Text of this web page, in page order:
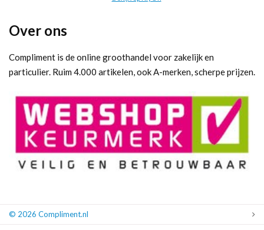
Over ons
Compliment is de online groothandel voor zakelijk en
particulier. Ruim 4.000 artikelen, ook A-merken, scherpe prijzen.
© 2026 Compliment.nl